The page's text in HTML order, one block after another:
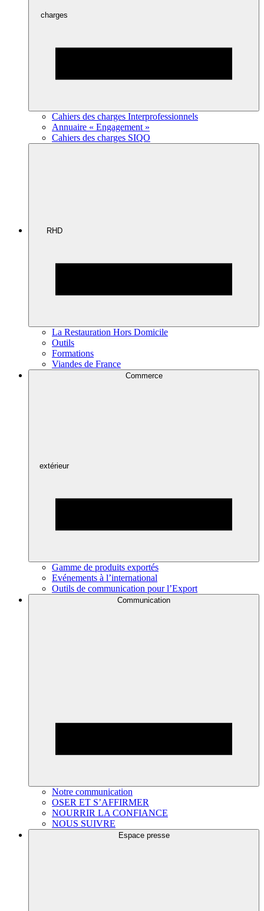
charges
Cahiers des charges Interprofessionnels
Annuaire « Engagement »
Cahiers des charges SIQO
RHD
La Restauration Hors Domicile
Outils
Formations
Viandes de France
Commerce
extérieur
Gamme de produits exportés
Evénements à l’international
Outils de communication pour l’Export
Communication
Notre communication
OSER ET S’AFFIRMER
NOURRIR LA CONFIANCE
NOUS SUIVRE
Espace presse